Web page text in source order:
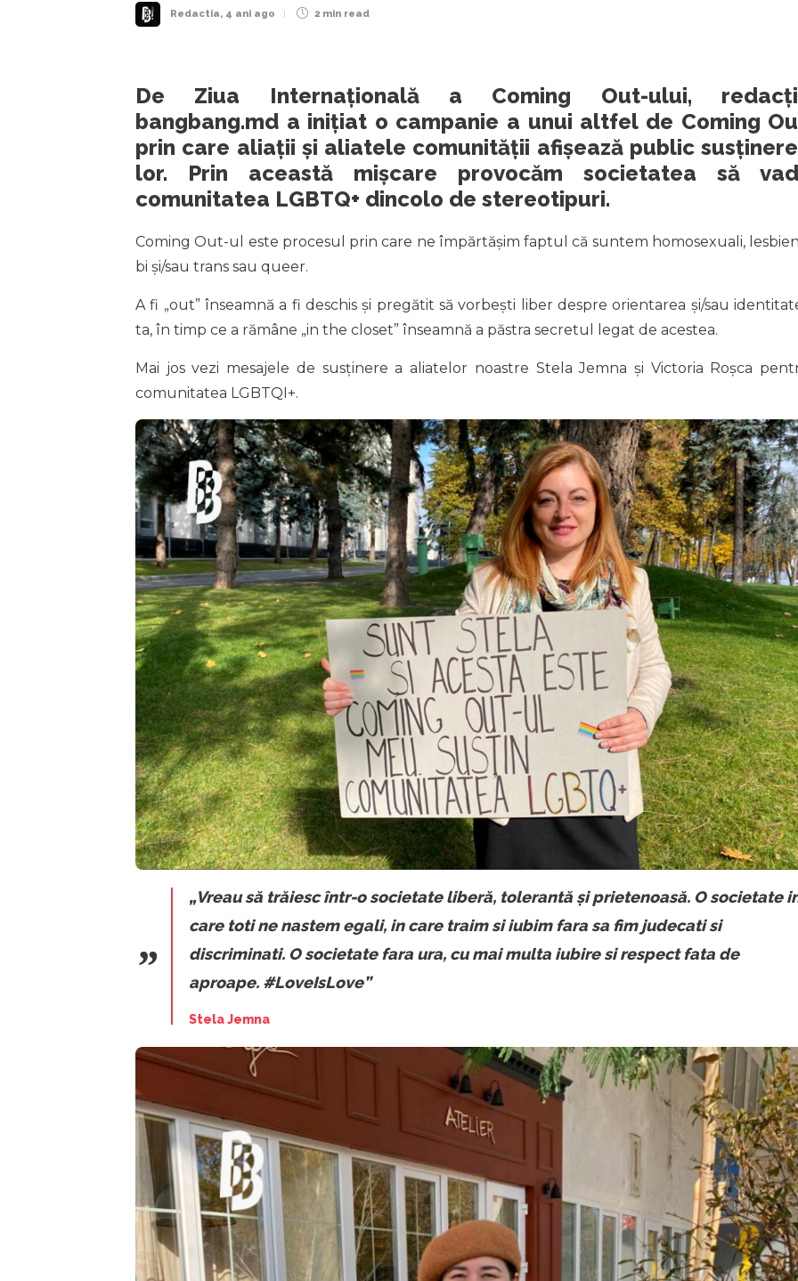
Redactia, 4 ani ago 2 min read
De Ziua Internațională a Coming Out-ului,
bangbang.md a inițiat o campanie a unui altfel de Coming
prin care aliații și aliatele comunității afișează public
lor. Prin această mișcare provocăm societatea să
comunitatea LGBTQ+ dincolo de stereotipuri.
Coming Out-ul este procesul prin care ne împărtășim faptul că suntem homosexuali,
bi și/sau trans sau queer.
A fi „out” înseamnă a fi deschis și pregătit să vorbești liber despre orientarea și/sau
ta, în timp ce a rămâne „in the closet” înseamnă a păstra secretul legat de acestea.
Mai jos vezi mesajele de susținere a aliatelor noastre Stela Jemna și Victoria Roșca
comunitatea LGBTQI+.
„Vreau să trăiesc într-o societate liberă, tolerantă și prietenoasă. O societate
care toti ne nastem egali, in care traim si iubim fara sa fim judecati si
discriminati. O societate fara ura, cu mai multa iubire si respect fata de
aproape. #LoveIsLove”
Stela Jemna